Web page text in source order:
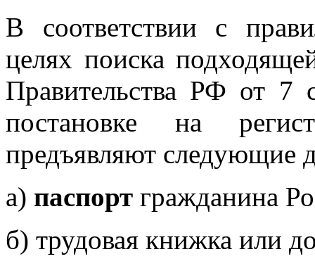
В соответствии с
целях поиска
Правительства РФ от
постановке на
предъявляют следующие
а) паспорт гражданина
б) трудовая книжка или